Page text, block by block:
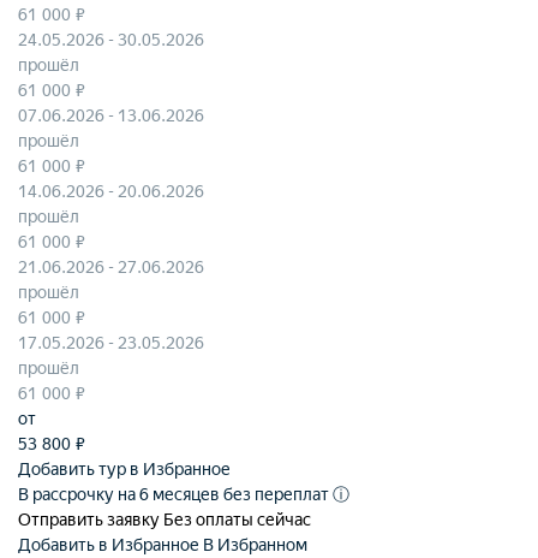
61 000 ₽
24.05.2026 - 30.05.2026
прошёл
61 000 ₽
07.06.2026 - 13.06.2026
прошёл
61 000 ₽
14.06.2026 - 20.06.2026
прошёл
61 000 ₽
21.06.2026 - 27.06.2026
прошёл
61 000 ₽
17.05.2026 - 23.05.2026
прошёл
61 000 ₽
от
53 800 ₽
Добавить тур в Избранное
В рассрочку на 6 месяцев без переплатⓘ
Отправить заявку Без оплаты сейчас
Добавить в Избранное В Избранном